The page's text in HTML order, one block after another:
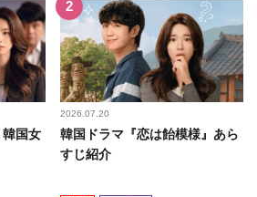
韓国女
2026.07.20
韓国ドラマ『恋は飴模様』あら
すじ紹介